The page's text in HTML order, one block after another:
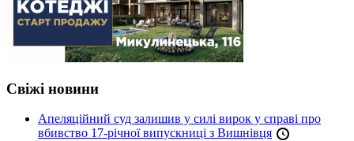
Свіжі новини
Апеляційний суд залишив у силі вирок у справі про
вбивство 17-річної випускниці з Вишнівця